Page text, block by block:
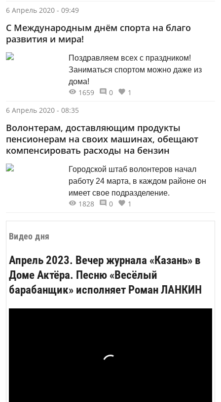
Видео дня
Апрель 2023. Вечер журнала «Казань» в
Доме Актёра. Песню «Весёлый
барабанщик» исполняет Роман ЛАНКИН
мечтах и наяву»
6 Апрель 2020 - 09:49
С Международным днём спорта на благо
развития и мира!
Поздравляем всех с праздником!
Заниматься спортом можно даже из
дома!
1659 0
1
6 Апрель 2020 - 08:35
Волонтерам, доставляющим продукты
пенсионерам на своих машинах, обещают
компенсировать расходы на бензин
Городской штаб волонтеров начал
работу 24 марта, в каждом районе он
имеет свое подразделение.
1828 0 1